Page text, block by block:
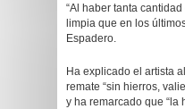
“Al haber tanta
limpia que en los
Espadero.
Ha explicado el artista
remate “sin hierros,
y ha remarcado que “la